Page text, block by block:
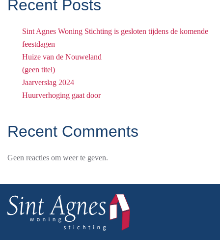
Recent Posts
Sint Agnes Woning Stichting is gesloten tijdens de komende
feestdagen
Huize van de Nouweland
(geen titel)
Jaarverslag 2024
Huurverhoging gaat door
Recent Comments
Geen reacties om weer te geven.